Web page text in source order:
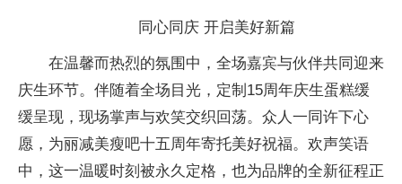
同心同庆 开启美好新篇
在温馨而热烈的氛围中，全场嘉宾与伙伴共同迎来
庆生环节。伴随着全场目光，定制15周年庆生蛋糕缓
缓呈现，现场掌声与欢笑交织回荡。众人一同许下心
愿，为丽减美瘦吧十五周年寄托美好祝福。欢声笑语
中，这一温暖时刻被永久定格，也为品牌的全新征程正